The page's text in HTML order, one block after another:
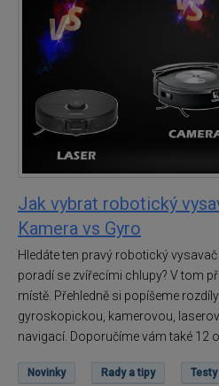
Jak vybrat robotický
Kamera vs Gyro
Hledáte ten pravý robotický
poradí se zvířecími chlupy? V tom
místě. Přehledně si popíšeme
gyroskopickou, kamerovou,
navigací. Doporučíme vám také 12
Novinky Rady a tipy Testy